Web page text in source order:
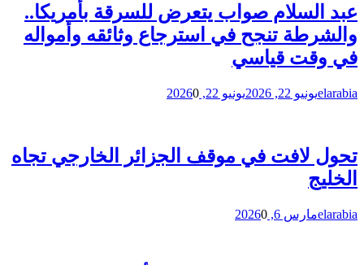
عبد السلام صواب يتعرض للسرقة بأمريكا..
والشرطة تنجح في استرجاع وثائقه وأمواله
في وقت قياسي
elarabiaيونيو 22, 2026 يونيو 22, 2026 0
تحول لافت في موقف الجزائر الخارجي تجاه
الخليج
elarabiaمارس 6, 2026 0